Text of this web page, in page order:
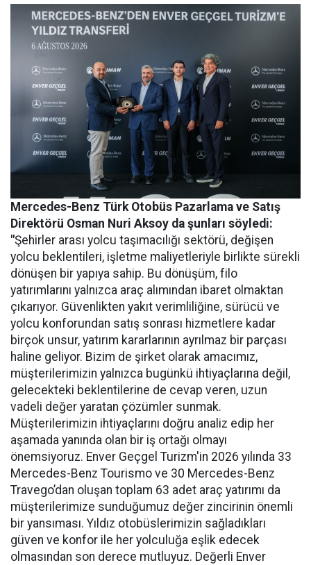
Mercedes-Benz Türk Otobüs Pazarlama ve Satış
Direktörü Osman Nuri Aksoy da şunları söyledi:
"Şehirler arası yolcu taşımacılığı sektörü, değişen
yolcu beklentileri, işletme maliyetleriyle birlikte sürekli
dönüşen bir yapıya sahip. Bu dönüşüm, filo
yatırımlarını yalnızca araç alımından ibaret olmaktan
çıkarıyor. Güvenlikten yakıt verimliliğine, sürücü ve
yolcu konforundan satış sonrası hizmetlere kadar
birçok unsur, yatırım kararlarının ayrılmaz bir parçası
haline geliyor. Bizim de şirket olarak amacımız,
müşterilerimizin yalnızca bugünkü ihtiyaçlarına değil,
gelecekteki beklentilerine de cevap veren, uzun
vadeli değer yaratan çözümler sunmak.
Müşterilerimizin ihtiyaçlarını doğru analiz edip her
aşamada yanında olan bir iş ortağı olmayı
önemsiyoruz. Enver Geçgel Turizm'in 2026 yılında 33
Mercedes-Benz Tourismo ve 30 Mercedes-Benz
Travego’dan oluşan toplam 63 adet araç yatırımı da
müşterilerimize sunduğumuz değer zincirinin önemli
bir yansıması. Yıldız otobüslerimizin sağladıkları
güven ve konfor ile her yolculuğa eşlik edecek
olmasından son derece mutluyuz. Değerli Enver